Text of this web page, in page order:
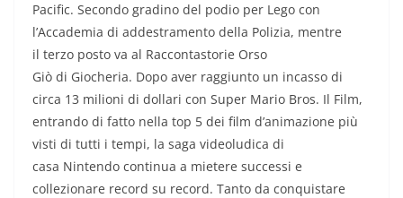
Pacific. Secondo gradino del podio per Lego con
l’Accademia di addestramento della Polizia, mentre
il terzo posto va al Raccontastorie Orso
Giò di Giocheria. Dopo aver raggiunto un incasso di
circa 13 milioni di dollari con Super Mario Bros. Il Film,
entrando di fatto nella top 5 dei film d’animazione più
visti di tutti i tempi, la saga videoludica di
casa Nintendo continua a mietere successi e
collezionare record su record. Tanto da conquistare